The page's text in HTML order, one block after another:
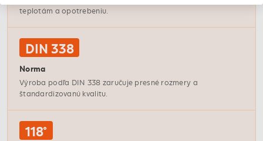
teplotám a opotrebeniu.
DIN 338
Norma
Výroba podľa DIN 338 zaručuje presné rozmery a
štandardizovanú kvalitu.
118°